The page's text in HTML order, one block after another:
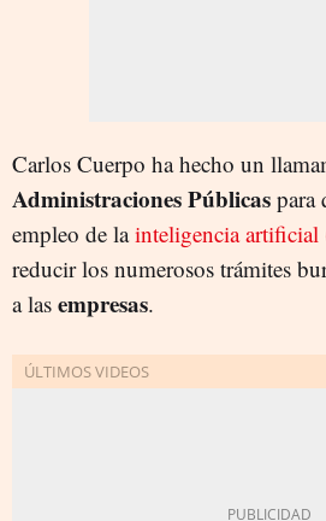
Carlos Cuerpo ha hecho un
Administraciones Públicas para
empleo de lainteligencia
reducir los numerosos trámites
a las empresas.